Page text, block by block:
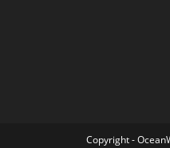
Copyright -